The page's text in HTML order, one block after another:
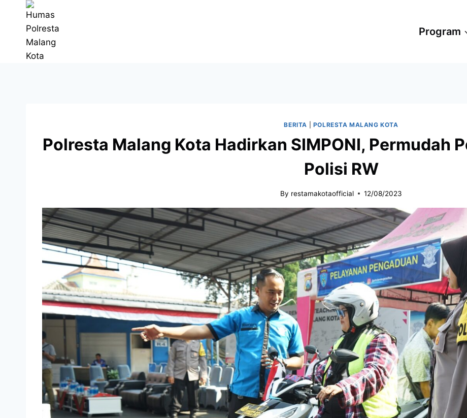
Program
BERITA POLRESTA MALANG KOTA
Polresta Malang Kota Hadirkan SIMPONI, Permudah
Polisi RW
By restamakotaofficial 12/08/2023